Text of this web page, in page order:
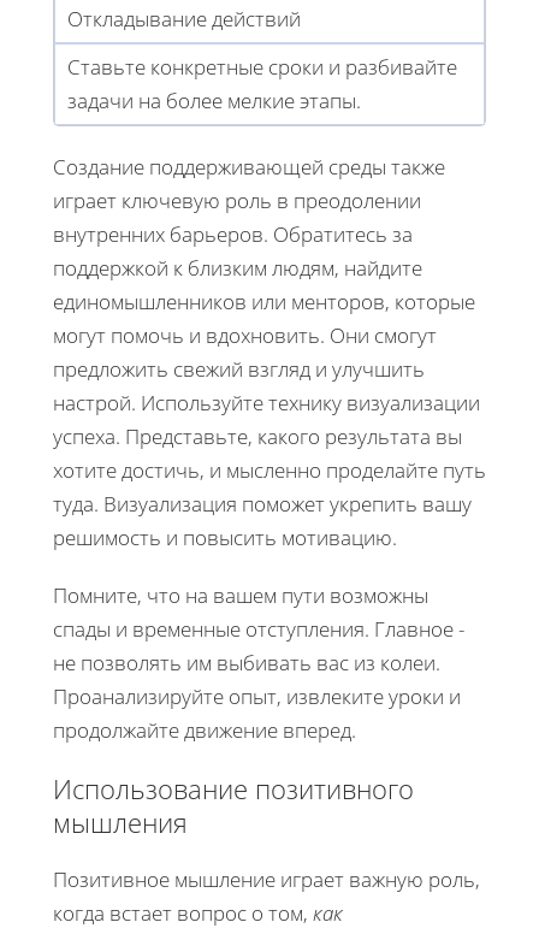
Откладывание действий
Ставьте конкретные сроки и разбивайте
задачи на более мелкие этапы.
Создание поддерживающей среды также
играет ключевую роль в преодолении
внутренних барьеров. Обратитесь за
поддержкой к близким людям, найдите
единомышленников или менторов, которые
могут помочь и вдохновить. Они смогут
предложить свежий взгляд и улучшить
настрой. Используйте технику визуализации
успеха. Представьте, какого результата вы
хотите достичь, и мысленно проделайте путь
туда. Визуализация поможет укрепить вашу
решимость и повысить мотивацию.
Помните, что на вашем пути возможны
спады и временные отступления. Главное -
не позволять им выбивать вас из колеи.
Проанализируйте опыт, извлеките уроки и
продолжайте движение вперед.
Использование позитивного
мышления
Позитивное мышление играет важную роль,
когда встает вопрос о том, как